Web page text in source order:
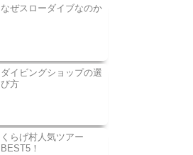
なぜスローダイブなのか
ダイビングショップの選
び方
くらげ村人気ツアー
BEST5！